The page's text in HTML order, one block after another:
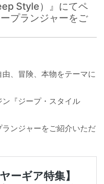
Style）』にてペ
プランジャーをご
、冒険、本物をテーマに
『ジープ・スタイル
ンジャーをご紹介いただ